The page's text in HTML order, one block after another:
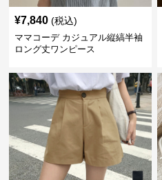
¥7,840 (税込)
ママコーデ カジュアル縦縞半袖
ロング丈ワンピース